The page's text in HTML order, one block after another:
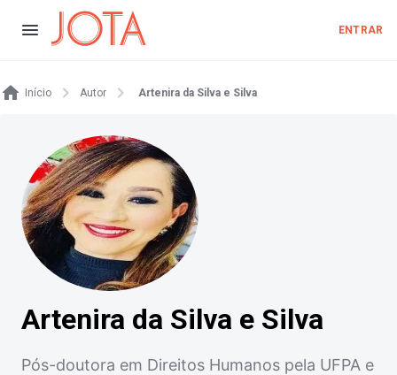
ENTRAR
Início Autor Artenira da Silva e Silva
Artenira da Silva e Silva
Pós-doutora em Direitos Humanos pela UFPA e